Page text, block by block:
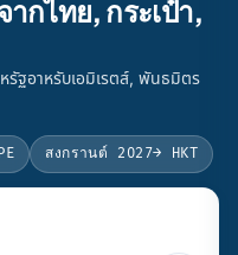
กไทย, กระเป๋า,
รัฐอาหรับเอมิเรตส์, พันธมิตร
สงกรานต์ 2027→ HKT